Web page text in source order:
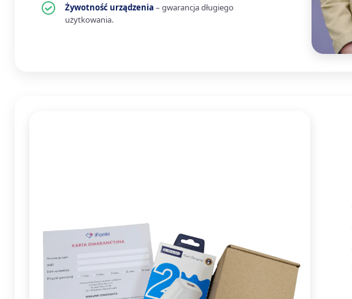
Żywotność urządzenia – gwarancja długiego
użytkowania.